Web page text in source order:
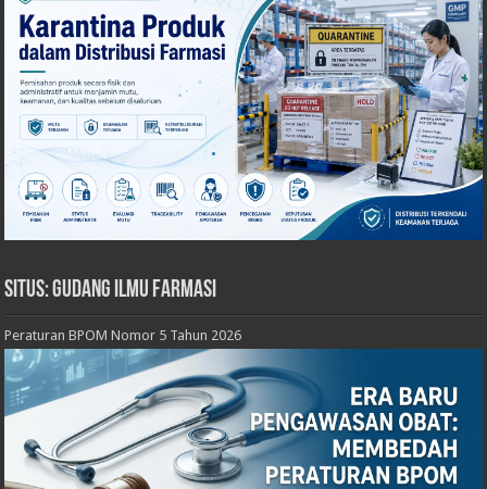
Situs: Gudang Ilmu Farmasi
Peraturan BPOM Nomor 5 Tahun 2026